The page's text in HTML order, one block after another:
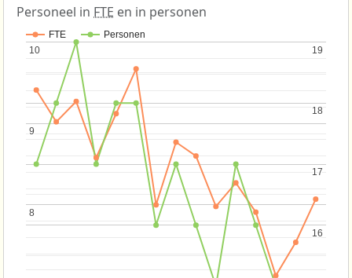
Personeel in FTE en in personen
FTE Personen
8
8
9
9
10
10
16
16
17
17
18
18
19
19